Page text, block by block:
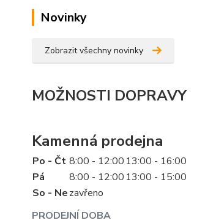
Novinky
Zobrazit všechny novinky
MOŽNOSTI DOPRAVY
Kamenná prodejna
PRODEJNÍ DOBA
Po - Čt 8:00 - 12:00 13:00 - 16:00
Pá
8:00 - 12:00 13:00 - 15:00
So - Nezavřeno